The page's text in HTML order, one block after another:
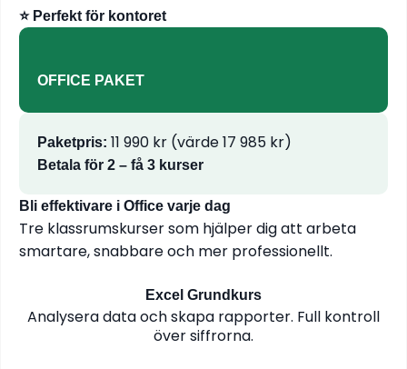
⭐ Perfekt för kontoret
OFFICE PAKET
Paketpris: 11 990 kr (värde 17 985 kr)
Betala för 2 – få 3 kurser
Bli effektivare i Office varje dag
Tre klassrumskurser som hjälper dig att arbeta
smartare, snabbare och mer professionellt.
Excel Grundkurs
Analysera data och skapa rapporter. Full kontroll
över siffrorna.